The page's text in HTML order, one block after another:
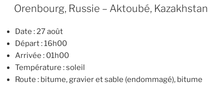
ON
Orenbourg, Russie – Aktoubé, Kazakhstan
Date : 27 août
Départ : 16h00
Arrivée : 01h00
Température : soleil
Route : bitume, gravier et sable (endommagé), bitume